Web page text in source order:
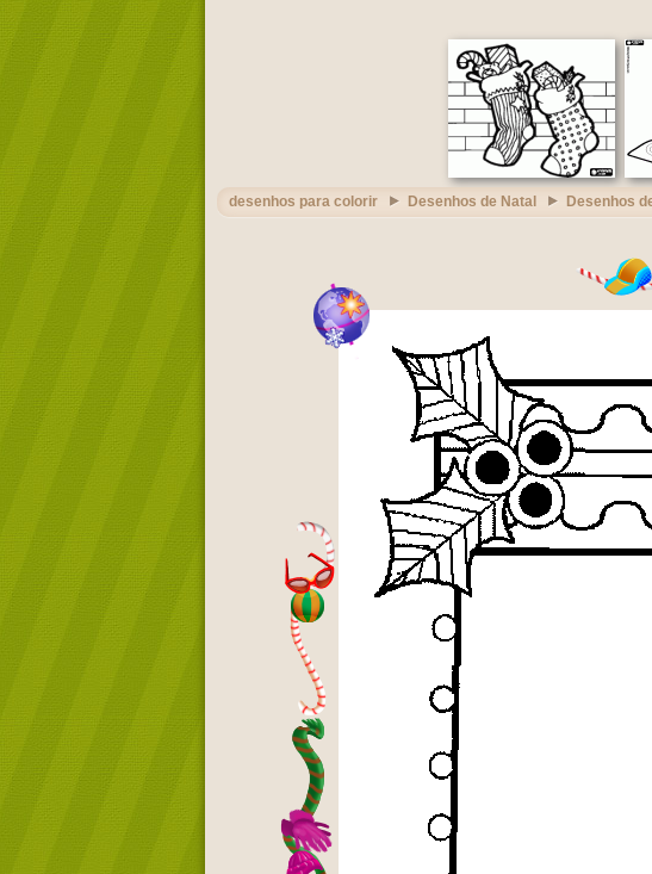
desenhos para colorir Desenhos de Natal Desenhos